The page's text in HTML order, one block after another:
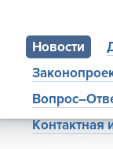
Новости